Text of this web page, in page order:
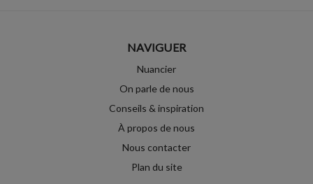
NAVIGUER
Nuancier
On parle de nous
Conseils & inspiration
À propos de nous
Nous contacter
Plan du site